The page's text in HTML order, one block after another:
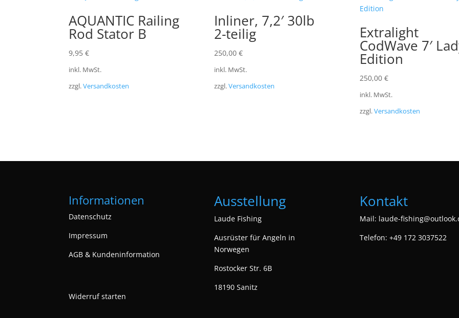
AQUANTIC Railing
Rod Stator B
9,95€
inkl. MwSt.
zzgl.Versandkosten
Inliner, 7,2′ 30lb
2-teilig
250,00 €
inkl. MwSt.
zzgl.Versandkosten
Extralight
CodWave 7′
Edition
250,00 €
inkl. MwSt.
zzgl.Versandkosten
Informationen
Datenschutz
Impressum
AGB & Kundeninformation
Widerruf starten
Ausstellung
Laude Fishing
Ausrüster für Angeln in
Norwegen
Rostocker Str. 6B
18190 Sanitz
Kontakt
Mail: laude-
Telefon: +49 172 3037522